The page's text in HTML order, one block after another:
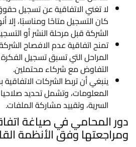
لا تغني الاتفاقية عن تسجيل
كان التسجيل متاحًا ومناسبًا، إلا
الشركة قبل مرحلة النشر أو
تمنح اتفاقية عدم الافصاح
المراحل التي تسبق تسجيل الفكرة
التفاوض مع شركاء محتملين.
ينبغي أن تربط الشركات
المعلومات، وتشمل تحديد
السرية، وتقييد مشاركة الملفات.
دور المحامي في صياغة
ومراجعتها وفق الأنظمة